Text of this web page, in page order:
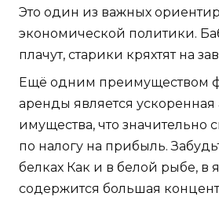
Это один из важных
экономической политики.
плачут, старики кряхтят на
Ещё одним преимуществом
аренды является
имущества, что значительно
по налогу на прибыль.
белках Как и в белой рыбе, в
содержится большая